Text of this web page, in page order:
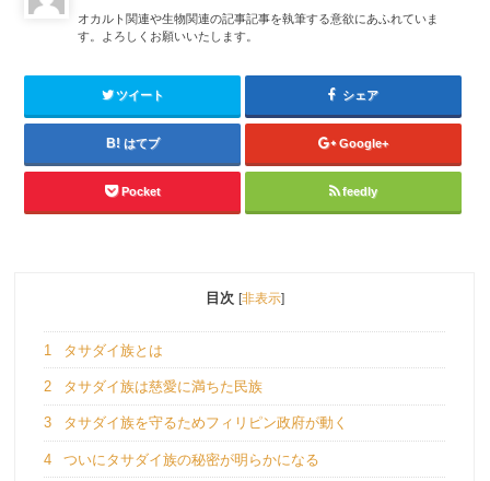
オカルト関連や生物関連の記事記事を執筆する意欲にあふれていま
す。よろしくお願いいたします。
ツイート シェア
はてブ Google+
Pocket feedly
目次 [非表示]
1 タサダイ族とは
2 タサダイ族は慈愛に満ちた民族
3 タサダイ族を守るためフィリピン政府が動く
4 ついにタサダイ族の秘密が明らかになる